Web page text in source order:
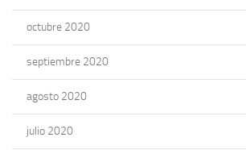
octubre 2020
septiembre 2020
agosto 2020
julio 2020